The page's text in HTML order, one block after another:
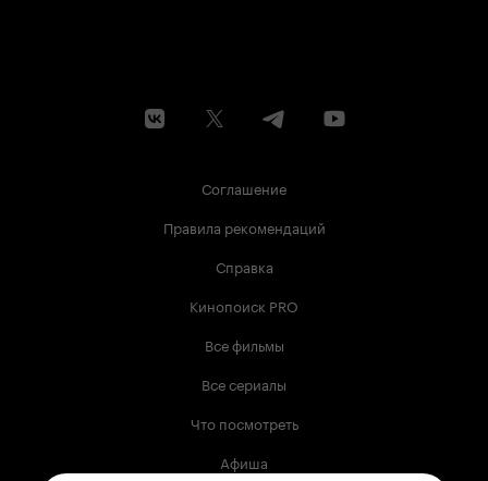
Соглашение
Правила рекомендаций
Справка
Кинопоиск PRO
Все фильмы
Все сериалы
Что посмотреть
Афиша